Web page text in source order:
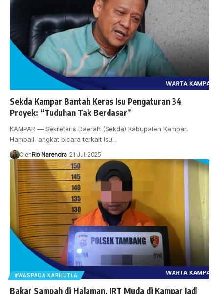
Sekda Kampar Bantah Keras Isu Pengaturan 34
Proyek: “Tuduhan Tak Berdasar”
KAMPAR — Sekretaris Daerah (Sekda) Kabupaten Kampar,
Hambali, angkat bicara terkait isu…
OlehRio Narendra 21 Juli 2025
#WASPADA KARHUTLA
Bakar Sampah di Halaman, IRT Muda di Kampar Jadi